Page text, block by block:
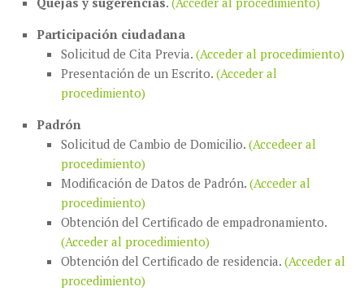
Participación ciudadana
Solicitud de Cita Previa. (Acceder al procedimiento)
Presentación de un Escrito. (Acceder al
procedimiento)
Padrón
Solicitud de Cambio de Domicilio. (Accedeer al
procedimiento)
Modificación de Datos de Padrón. (Acceder al
procedimiento)
Obtención del Certificado de empadronamiento.
(Acceder al procedimiento)
Obtención del Certificado de residencia. (Acceder al
procedimiento)